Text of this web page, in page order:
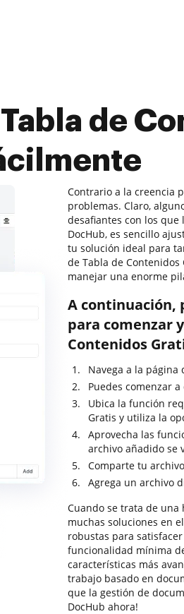
de
Contrario a la creencia
problemas. Claro,
desafiantes con los que
DocHub, es sencillo
tu solución ideal para
de Tabla de
manejar una enorme
A continuación,
para comenzar
Contenidos
Navega a la página
Puedes comenzar
Ubica la función
Gratis y utiliza la
Aprovecha las
archivo añadido se
Comparte tu
Agrega un archivo
Cuando se trata de
muchas soluciones en
robustas para
funcionalidad mínima
características más
trabajo basado en
que la gestión de
DocHub ahora!